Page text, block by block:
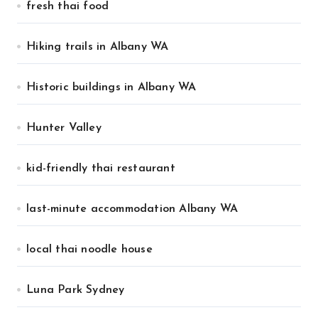
fresh thai food
Hiking trails in Albany WA
Historic buildings in Albany WA
Hunter Valley
kid-friendly thai restaurant
last-minute accommodation Albany WA
local thai noodle house
Luna Park Sydney